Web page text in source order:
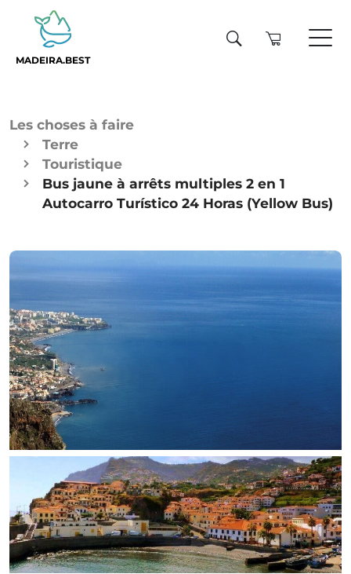
MADEIRA.BEST
Les choses à faire
Terre
Touristique
Bus jaune à arrêts multiples 2 en 1
Autocarro Turístico 24 Horas (Yellow Bus)